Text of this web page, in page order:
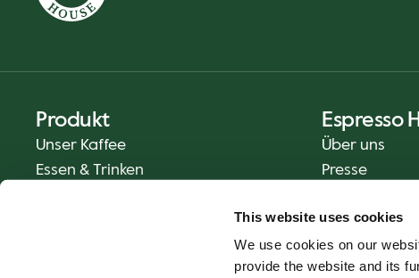
This website uses cookies
We use cookies on our
provide the website and its
Produkt
Unser Kaffee
Essen & Trinken
Espresso
Über uns
Presse